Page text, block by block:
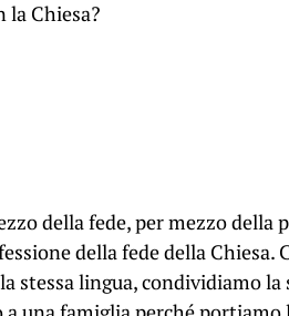
la Chiesa?
della fede, per mezzo della
della fede della Chiesa.
stessa lingua, condividiamo la